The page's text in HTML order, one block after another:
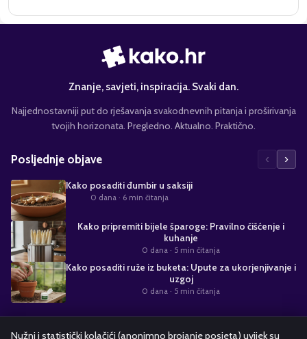
Znanje, savjeti, inspiracija. Svaki dan.
Najjednostavniji put do rješavanja svakodnevnih pitanja i proširivanja
tvojih horizonata. Pregledno. Aktualno. Praktično.
Posljednje objave ‹ ›
Kako posaditi đumbir u saksiji
0 dana · 6 min čitanja
Kako pripremiti bijele šparoge: Pravilno čišćenje i
kuhanje
0 dana · 5 min čitanja
Kako posaditi ruže iz buketa: Upute za ukorjenjivanje i
uzgoj
0 dana · 5 min čitanja
Nužni i statistički kolačići (anonimno brojanje posjeta) uvijek su